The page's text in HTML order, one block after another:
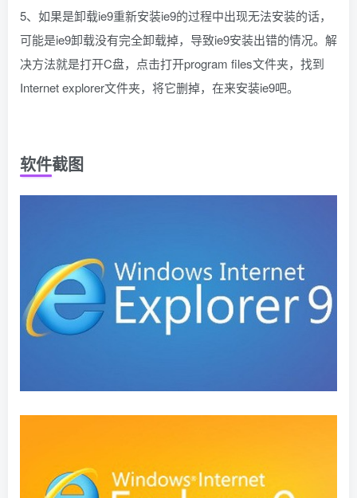
5、如果是卸载ie9重新安装ie9的过程中出现无法安装的话，
可能是ie9卸载没有完全卸载掉，导致ie9安装出错的情况。解
决方法就是打开C盘，点击打开program files文件夹，找到
Internet explorer文件夹，将它删掉，在来安装ie9吧。
软件截图